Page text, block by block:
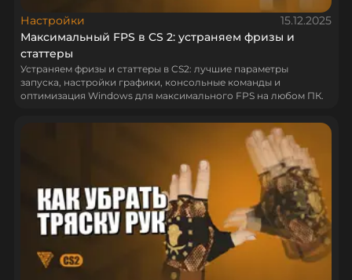
Настройки
15.12.2025
Максимальный FPS в CS 2: устраняем фризы и
статтеры
Устраняем фризы и статтеры в CS2: лучшие параметры
запуска, настройки графики, консольные команды и
оптимизация Windows для максимального FPS на любом ПК.